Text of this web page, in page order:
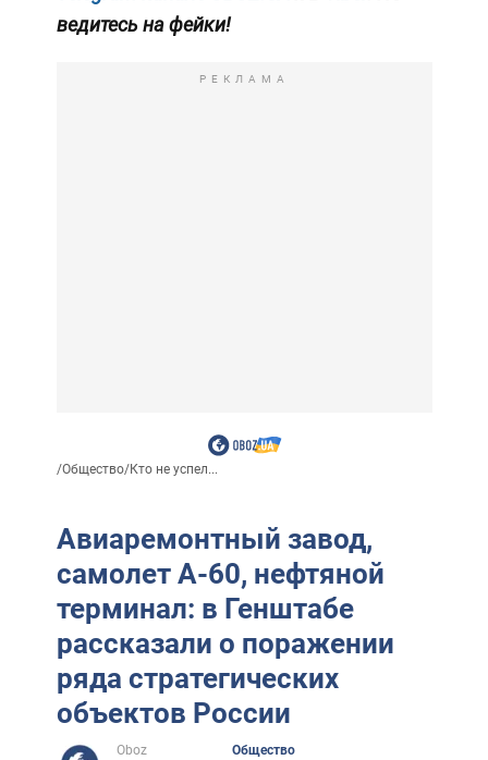
ведитесь на фейки!
РЕКЛАМА
/Общество/Кто не успел...
Авиаремонтный завод,
самолет А-60, нефтяной
терминал: в Генштабе
рассказали о поражении
ряда стратегических
объектов России
Oboz
Общество